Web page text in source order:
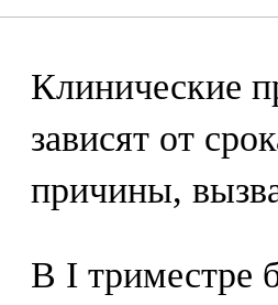
Клинические
зависят от
причины,
В I триместре